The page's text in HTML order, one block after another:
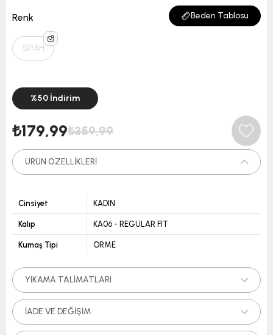
Renk Beden Tablosu
SİYAH
%50 İndirim
₺359,99
₺179,99
ÜRÜN ÖZELLIKLERI
Cinsiyet KADIN
Kalıp KA06 - REGULAR FIT
Kumaş Tipi ÖRME
YIKAMA TALIMATLARI
İADE VE DEĞIŞIM